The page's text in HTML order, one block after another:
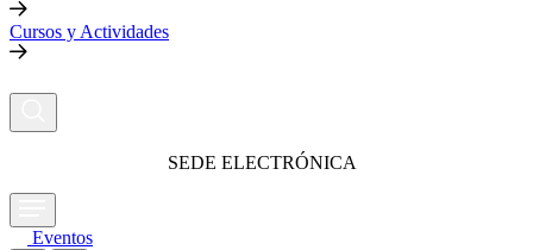
Cursos y Actividades
SEDE ELECTRÓNICA
Eventos